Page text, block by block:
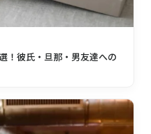
！彼氏・旦那・男友達への